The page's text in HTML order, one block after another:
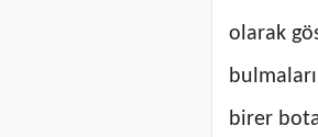
olarak
birer